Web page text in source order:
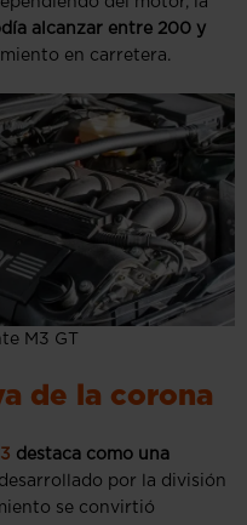
alcanzar entre 200 y
en carretera.
M3 GT
de la corona
destaca como una
por la división
se convirtió